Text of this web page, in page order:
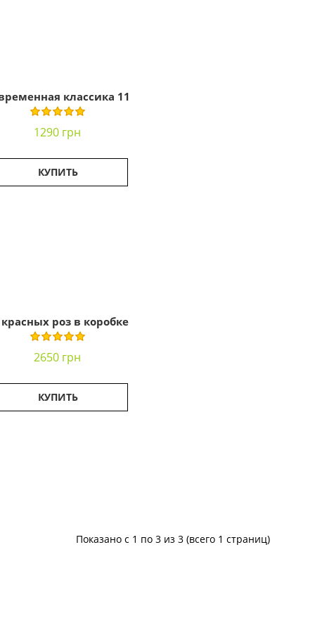
классика 11
1290 грн
КУПИТЬ
роз в коробке
2650 грн
КУПИТЬ
Показано с 1 по 3 из 3 (всего 1 страниц)